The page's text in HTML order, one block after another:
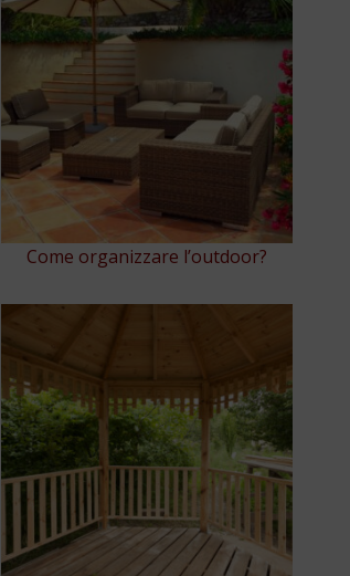
Come organizzare l’outdoor?